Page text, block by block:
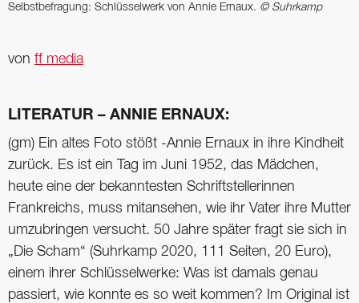
Selbstbefragung: Schlüssel­werk von Annie Ernaux. © Suhrkamp
von ff media
LITERATUR – ANNIE ERNAUX:
(gm) Ein altes Foto stößt -Annie Ernaux in ihre Kindheit
zurück. Es ist ein Tag im Juni 1952, das Mädchen,
heute eine der bekanntesten Schriftstellerinnen
Frankreichs, muss mitansehen, wie ihr Vater ihre Mutter
umzubringen versucht. 50 Jahre später fragt sie sich in
„Die Scham“ (Suhrkamp 2020, 111 Seiten, 20 Euro),
einem ihrer Schlüsselwerke: Was ist damals genau
passiert, wie konnte es so weit kommen? Im Original ist